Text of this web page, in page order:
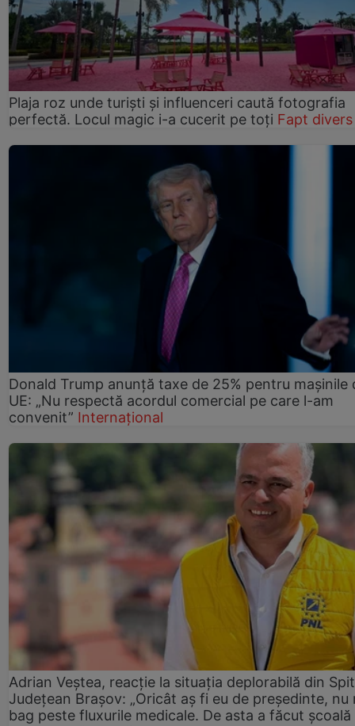
Plaja roz unde turiști și influenceri caută fotografia
perfectă. Locul magic i-a cucerit pe toți Fapt divers
Donald Trump anunță taxe de 25% pentru mașinile
UE: „Nu respectă acordul comercial pe care l-am
convenit” Internațional
Adrian Veștea, reacție la situația deplorabilă din
Județean Brașov: „Oricât aș fi eu de președinte, nu
bag peste fluxurile medicale. De asta a făcut școală